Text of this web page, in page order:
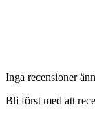
Inga recensioner
Bli först med att